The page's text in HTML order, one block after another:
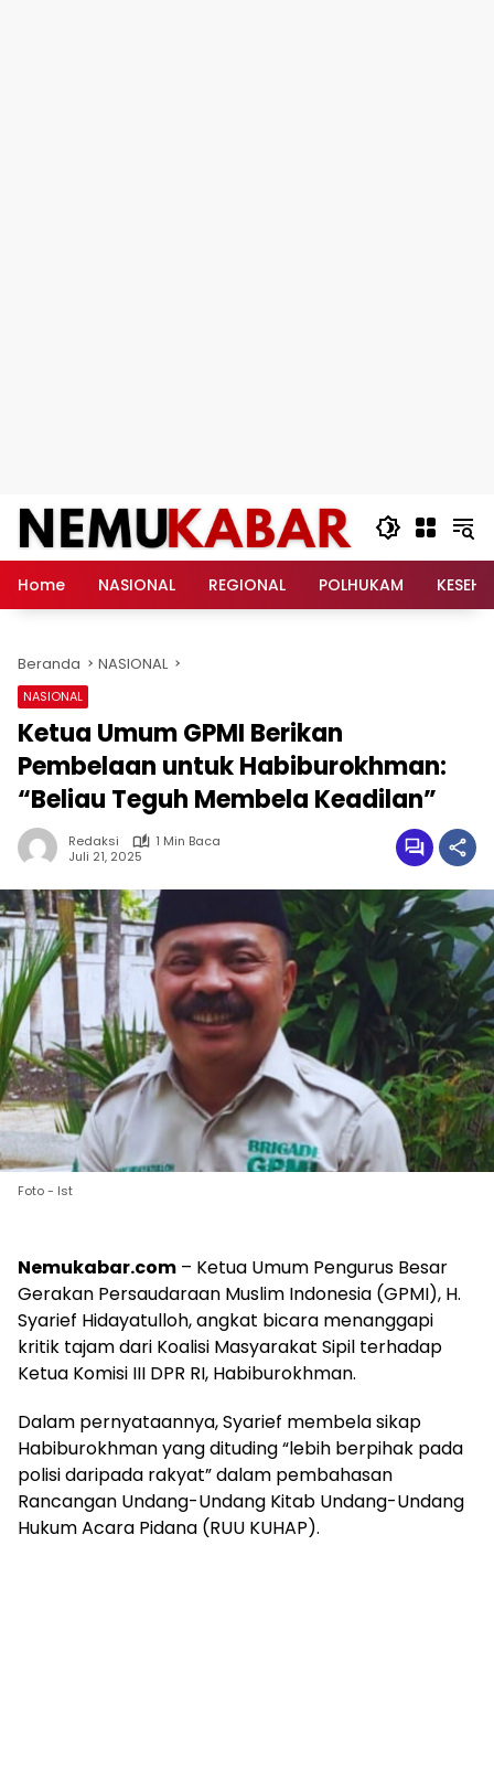
Langsung
konten
Home
NASIONAL REGIONAL POLHUKAM
Beranda NASIONAL
NASIONAL
Ketua Umum GPMI Berikan
Pembelaan untuk Habiburokhman:
“Beliau Teguh Membela Keadilan”
Redaksi
1 Min Baca
Juli 21, 2025
Foto - Ist
Nemukabar.com – Ketua Umum Pengurus Besar
Gerakan Persaudaraan Muslim Indonesia (GPMI), H.
Syarief Hidayatulloh, angkat bicara menanggapi
kritik tajam dari Koalisi Masyarakat Sipil terhadap
Ketua Komisi III DPR RI, Habiburokhman.
Dalam pernyataannya, Syarief membela sikap
Habiburokhman yang dituding “lebih berpihak pada
polisi daripada rakyat” dalam pembahasan
Rancangan Undang-Undang Kitab Undang-Undang
Hukum Acara Pidana (RUU KUHAP).